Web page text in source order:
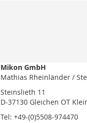
Mikon GmbH
Mathias Rheinländer /
Steinslieth 11
D-37130 Gleichen OT
Tel: +49-(0)5508-974470